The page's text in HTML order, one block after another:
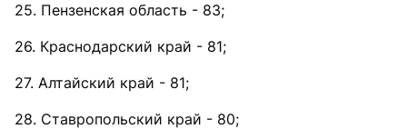
25. Пензенская область - 83;
26. Краснодарский край - 81;
27. Алтайский край - 81;
28. Ставропольский край - 80;